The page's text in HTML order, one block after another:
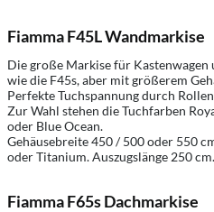
Fiamma F45L Wandmarkise
Die große Markise für Kastenwagen
wie die F45s, aber mit größerem
Perfekte Tuchspannung durch
Zur Wahl stehen die Tuchfarben
oder Blue Ocean.
Gehäusebreite 450 / 500 oder 550
oder Titanium. Auszugslänge 250 cm.
Fiamma F65s Dachmarkise